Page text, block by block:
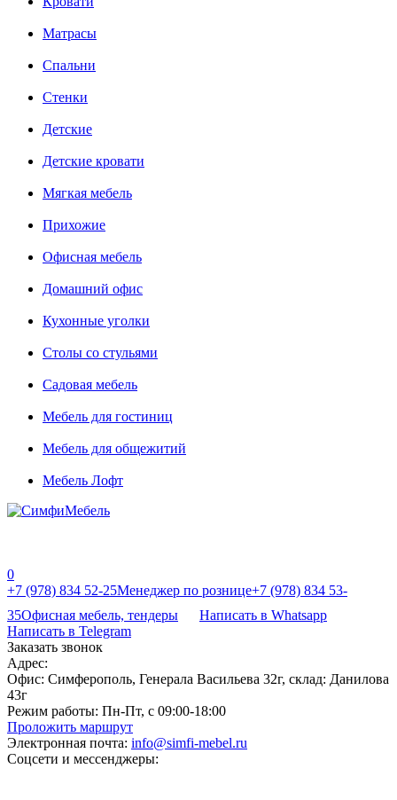
Матрасы
Cпальни
Стенки
Детские
Детские кровати
Мягкая мебель
Прихожие
Офисная мебель
Домашний офис
Кухонные уголки
Столы со стульями
Садовая мебель
Мебель для гостиниц
Мебель для общежитий
Мебель Лофт
0
+7 (978) 834 52-25Менеджер по рознице+7 (978) 834 53-
35Офисная мебель, тендеры
Написать в Whatsapp
Написать в Telegram
Заказать звонок
Адрес:
Офис: Симферополь, Генерала Васильева 32г, склад: Данилова
43г
Режим работы: Пн-Пт, с 09:00-18:00
Проложить маршрут
Электронная почта: info@simfi-mebel.ru
Соцсети и мессенджеры: